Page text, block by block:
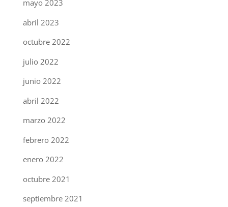
mayo 2023
abril 2023
octubre 2022
julio 2022
junio 2022
abril 2022
marzo 2022
febrero 2022
enero 2022
octubre 2021
septiembre 2021